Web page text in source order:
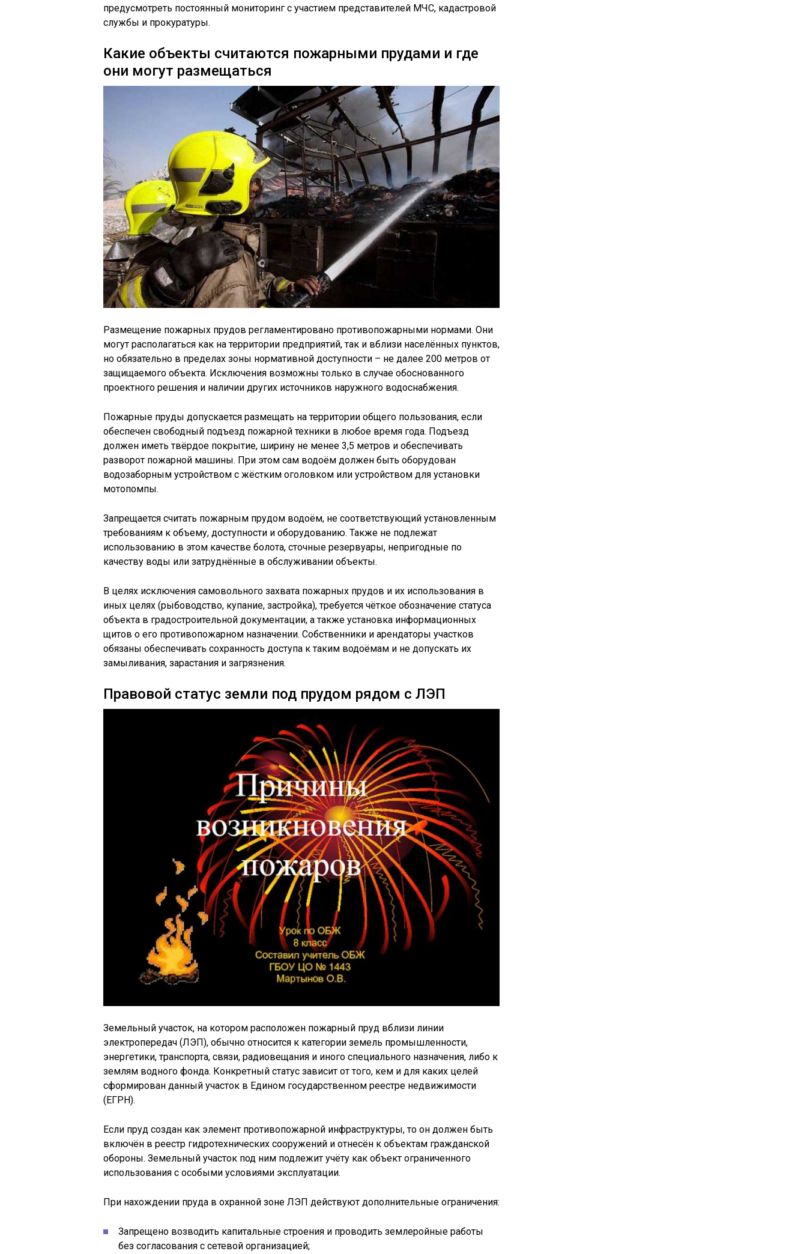
предусмотреть постоянный мониторинг с участием представителей МЧС, кадастровой
службы и прокуратуры.
Какие объекты считаются пожарными прудами и где
они могут размещаться
Размещение пожарных прудов регламентировано противопожарными нормами. Они
могут располагаться как на территории предприятий, так и вблизи населённых пунктов,
но обязательно в пределах зоны нормативной доступности – не далее 200 метров от
защищаемого объекта. Исключения возможны только в случае обоснованного
проектного решения и наличии других источников наружного водоснабжения.
Пожарные пруды допускается размещать на территории общего пользования, если
обеспечен свободный подъезд пожарной техники в любое время года. Подъезд
должен иметь твёрдое покрытие, ширину не менее 3,5 метров и обеспечивать
разворот пожарной машины. При этом сам водоём должен быть оборудован
водозаборным устройством с жёстким оголовком или устройством для установки
мотопомпы.
Запрещается считать пожарным прудом водоём, не соответствующий установленным
требованиям к объему, доступности и оборудованию. Также не подлежат
использованию в этом качестве болота, сточные резервуары, непригодные по
качеству воды или затруднённые в обслуживании объекты.
В целях исключения самовольного захвата пожарных прудов и их использования в
иных целях (рыбоводство, купание, застройка), требуется чёткое обозначение статуса
объекта в градостроительной документации, а также установка информационных
щитов о его противопожарном назначении. Собственники и арендаторы участков
обязаны обеспечивать сохранность доступа к таким водоёмам и не допускать их
замыливания, зарастания и загрязнения.
Правовой статус земли под прудом рядом с ЛЭП
Земельный участок, на котором расположен пожарный пруд вблизи линии
электропередач (ЛЭП), обычно относится к категории земель промышленности,
энергетики, транспорта, связи, радиовещания и иного специального назначения, либо к
землям водного фонда. Конкретный статус зависит от того, кем и для каких целей
сформирован данный участок в Едином государственном реестре недвижимости
(ЕГРН).
Если пруд создан как элемент противопожарной инфраструктуры, то он должен быть
включён в реестр гидротехнических сооружений и отнесён к объектам гражданской
обороны. Земельный участок под ним подлежит учёту как объект ограниченного
использования с особыми условиями эксплуатации.
При нахождении пруда в охранной зоне ЛЭП действуют дополнительные ограничения:
Запрещено возводить капитальные строения и проводить землеройные работы
без согласования с сетевой организацией;